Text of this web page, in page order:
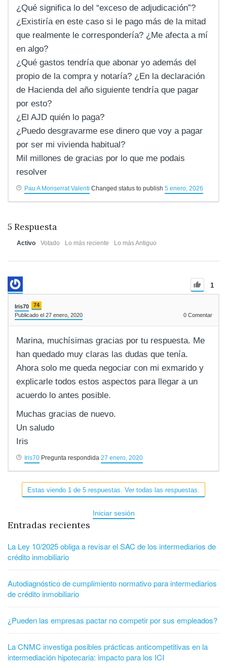
¿Qué significa lo del “exceso de adjudicación”?
¿Existiría en este caso si le pago más de la mitad
que realmente le correspondería? ¿Me afecta a mí
en algo?
¿Qué gastos tendría que abonar yo además del
propio de la compra y notaría? ¿En la declaración
de Hacienda del año siguiente tendría que pagar
por esto?
¿El AJD quién lo paga?
¿Puedo desgravarme ese dinero que voy a pagar
por ser mi vivienda habitual?
Mil millones de gracias por lo que me podais
resolver
Pau A Monserrat Valenti Changed status to publish 5 enero, 2026
5 Respuesta
Activo Votado Lo más reciente Lo más Antiguo
1
Iris70
74
Publicado el 27 enero, 2020
0 Comentar
Marina, muchísimas gracias por tu respuesta. Me
han quedado muy claras las dudas que tenía.
Ahora solo me queda negociar con mi exmarido y
explicarle todos estos aspectos para llegar a un
acuerdo lo antes posible.
Muchas gracias de nuevo.
Un saludo
Iris
Iris70 Pregunta respondida 27 enero, 2020
Estas viendo 1 de 5 respuestas. Ver todas las respuestas.
Iniciar sesión
Entradas recientes
La Ley 10/2025 obliga a revisar el SAC de los intermediarios de
crédito inmobiliario
Autodiagnóstico de cumplimiento normativo para intermediarios
de crédito inmobiliario
¿Pueden las empresas pactar no competir por sus empleados?
La CNMC investiga posibles prácticas anticompetitivas en la
intermediación hipotecaria: impacto para los ICI